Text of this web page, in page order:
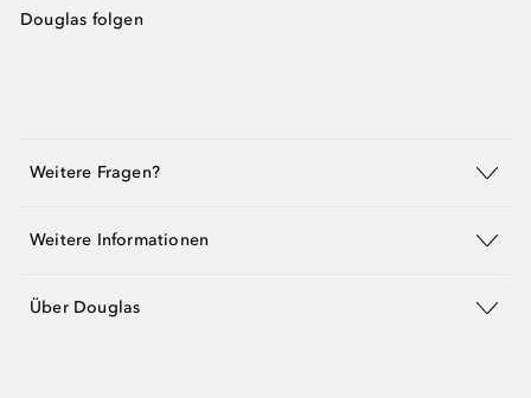
Douglas folgen
Weitere Fragen?
Weitere Informationen
Über Douglas